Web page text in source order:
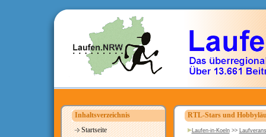
Inhaltsverzeichnis
Startseite
RTL-Stars und
Laufen-in-Koeln>>